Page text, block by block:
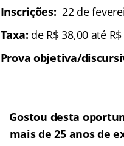
Inscrições:22 de
Taxa: de R$ 38,00 até
Prova objetiva/
Gostou desta
mais de 25 anos de